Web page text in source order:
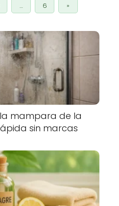
… 6 »
mampara de la
sin marcas